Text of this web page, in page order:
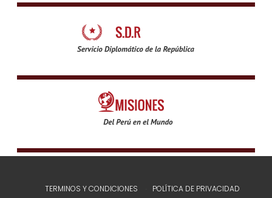
TERMINOS Y CONDICIONES POLÍTICA DE PRIVACIDAD